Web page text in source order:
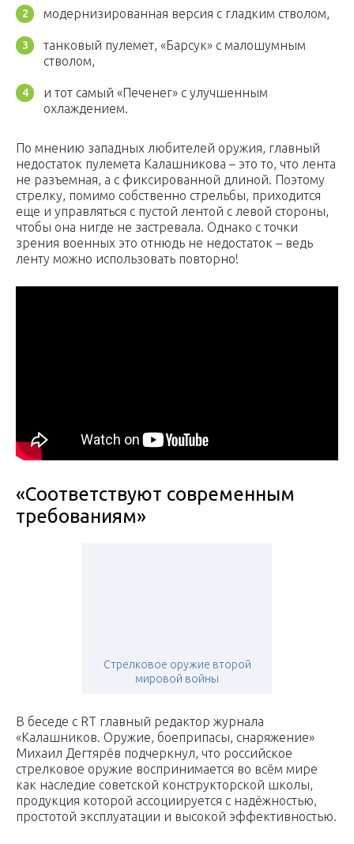
модернизированная версия с гладким стволом,
танковый пулемет, «Барсук» с малошумным
стволом,
и тот самый «Печенег» с улучшенным
охлаждением.
По мнению западных любителей оружия, главный
недостаток пулемета Калашникова – это то, что лента
не разъемная, а с фиксированной длиной. Поэтому
стрелку, помимо собственно стрельбы, приходится
еще и управляться с пустой лентой с левой стороны,
чтобы она нигде не застревала. Однако с точки
зрения военных это отнюдь не недостаток – ведь
ленту можно использовать повторно!
«Соответствуют современным
требованиям»
Стрелковое оружие второй
мировой войны
В беседе с RT главный редактор журнала
«Калашников. Оружие, боеприпасы, снаряжение»
Михаил Дегтярёв подчеркнул, что российское
стрелковое оружие воспринимается во всём мире
как наследие советской конструкторской школы,
продукция которой ассоциируется с надёжностью,
простотой эксплуатации и высокой эффективностью.